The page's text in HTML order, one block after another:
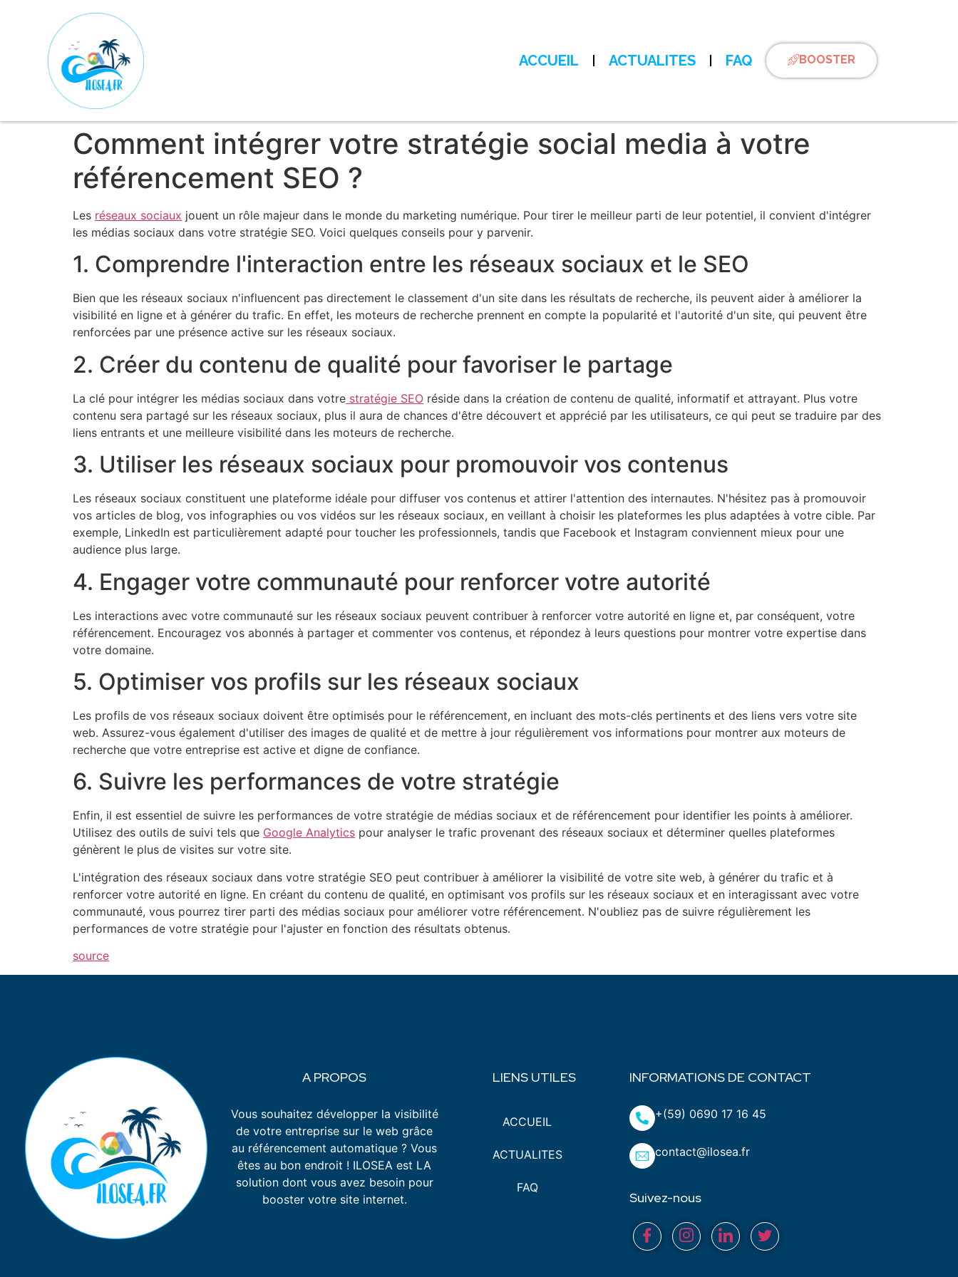
ACCUEIL ACTUALITES FAQ BOOSTER
Comment intégrer votre stratégie social media à votre
référencement SEO ?
Les réseaux sociaux jouent un rôle majeur dans le monde du marketing numérique. Pour tirer le meilleur parti de leur potentiel, il convient d'intégrer
les médias sociaux dans votre stratégie SEO. Voici quelques conseils pour y parvenir.
1. Comprendre l'interaction entre les réseaux sociaux et le SEO
Bien que les réseaux sociaux n'influencent pas directement le classement d'un site dans les résultats de recherche, ils peuvent aider à améliorer la
visibilité en ligne et à générer du trafic. En effet, les moteurs de recherche prennent en compte la popularité et l'autorité d'un site, qui peuvent être
renforcées par une présence active sur les réseaux sociaux.
2. Créer du contenu de qualité pour favoriser le partage
La clé pour intégrer les médias sociaux dans votre stratégie SEO réside dans la création de contenu de qualité, informatif et attrayant. Plus votre
contenu sera partagé sur les réseaux sociaux, plus il aura de chances d'être découvert et apprécié par les utilisateurs, ce qui peut se traduire par des
liens entrants et une meilleure visibilité dans les moteurs de recherche.
3. Utiliser les réseaux sociaux pour promouvoir vos contenus
Les réseaux sociaux constituent une plateforme idéale pour diffuser vos contenus et attirer l'attention des internautes. N'hésitez pas à promouvoir
vos articles de blog, vos infographies ou vos vidéos sur les réseaux sociaux, en veillant à choisir les plateformes les plus adaptées à votre cible. Par
exemple, LinkedIn est particulièrement adapté pour toucher les professionnels, tandis que Facebook et Instagram conviennent mieux pour une
audience plus large.
4. Engager votre communauté pour renforcer votre autorité
Les interactions avec votre communauté sur les réseaux sociaux peuvent contribuer à renforcer votre autorité en ligne et, par conséquent, votre
référencement. Encouragez vos abonnés à partager et commenter vos contenus, et répondez à leurs questions pour montrer votre expertise dans
votre domaine.
5. Optimiser vos profils sur les réseaux sociaux
Les profils de vos réseaux sociaux doivent être optimisés pour le référencement, en incluant des mots-clés pertinents et des liens vers votre site
web. Assurez-vous également d'utiliser des images de qualité et de mettre à jour régulièrement vos informations pour montrer aux moteurs de
recherche que votre entreprise est active et digne de confiance.
6. Suivre les performances de votre stratégie
Enfin, il est essentiel de suivre les performances de votre stratégie de médias sociaux et de référencement pour identifier les points à améliorer.
Utilisez des outils de suivi tels que Google Analytics pour analyser le trafic provenant des réseaux sociaux et déterminer quelles plateformes
génèrent le plus de visites sur votre site.
L'intégration des réseaux sociaux dans votre stratégie SEO peut contribuer à améliorer la visibilité de votre site web, à générer du trafic et à
renforcer votre autorité en ligne. En créant du contenu de qualité, en optimisant vos profils sur les réseaux sociaux et en interagissant avec votre
communauté, vous pourrez tirer parti des médias sociaux pour améliorer votre référencement. N'oubliez pas de suivre régulièrement les
performances de votre stratégie pour l'ajuster en fonction des résultats obtenus.
source
A PROPOS
Vous souhaitez développer la visibilité
de votre entreprise sur le web grâce
au référencement automatique ? Vous
êtes au bon endroit ! ILOSEA est LA
solution dont vous avez besoin pour
booster votre site internet.
LIENS UTILES
ACCUEIL
ACTUALITES
FAQ
INFORMATIONS DE CONTACT
+(59) 0690 17 16 45
contact@ilosea.fr
Suivez-nous